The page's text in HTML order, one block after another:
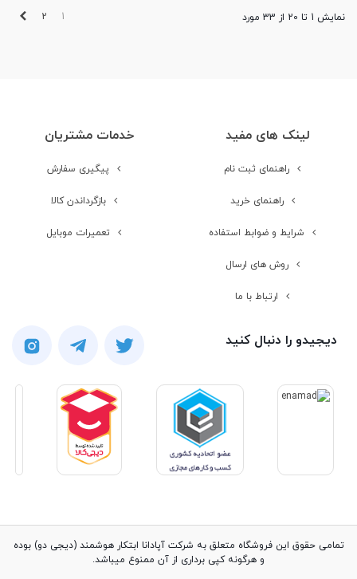
نمایش 1 تا 20 از 33 مورد 1
2
لینک های مفید
راهنمای ثبت نام
راهنمای خرید
شرایط و ضوابط استفاده
روش های ارسال
ارتباط با ما
خدمات مشتریان
پیگیری سفارش
بازگرداندن کالا
تعمیرات موبایل
دیجیدو را دنبال کنید
تمامی حقوق این فروشگاه متعلق به شرکت آپادانا ابتکار هوشمند (دیجی دو) بوده
و هرگونه کپی برداری از آن ممنوع میباشد.